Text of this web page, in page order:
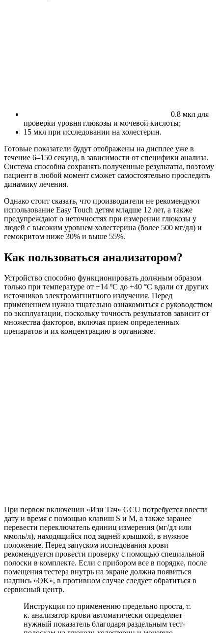
0.8 мкл для
проверки уровня глюкозы и мочевой кислоты;
15 мкл при исследовании на холестерин.
Готовые показатели будут отображены на дисплее уже в
течение 6–150 секунд, в зависимости от специфики анализа.
Система способна сохранять полученные результаты, поэтому
пациент в любой момент сможет самостоятельно проследить
динамику лечения.
Однако стоит сказать, что производители не рекомендуют
использование Easy Touch детям младше 12 лет, а также
предупреждают о неточностях при измерении глюкозы у
людей с высоким уровнем холестерина (более 500 мг/дл) и
гемокритом ниже 30% и выше 55%.
Как пользоваться анализатором?
Устройство способно функционировать должным образом
только при температуре от +14 ºC до +40 °C вдали от других
источников электромагнитного излучения. Перед
применением нужно тщательно ознакомиться с руководством
по эксплуатации, поскольку точность результатов зависит от
множества факторов, включая прием определенных
препаратов и их концентрацию в организме.
При первом включении «Изи Тач» GCU потребуется ввести
дату и время с помощью клавиш S и M, а также заранее
перевести переключатель единиц измерения (мг/дл или
ммоль/л), находящийся под задней крышкой, в нужное
положение. Перед запуском исследования крови
рекомендуется провести проверку с помощью специальной
полоски в комплекте. Если с прибором все в порядке, после
помещения тестера внутрь на экране должна появиться
надпись «OK», в противном случае следует обратиться в
сервисный центр.
Инструкция по применению предельно проста, т.
к. анализатор крови автоматически определяет
нужный показатель благодаря раздельным тест-